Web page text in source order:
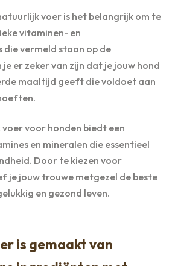
voer is het belangrijk om te
vitaminen- en
vermeld staan op de
er zeker van zijn dat je jouw hond
maaltijd geeft die voldoet aan
voor honden biedt een
en mineralen die essentieel
Door te kiezen voor
je jouw trouwe metgezel de beste
en gezond leven.
is gemaakt van